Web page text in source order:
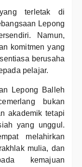
terletak di
Lepong
Namun,
komitmen yang
berusaha
pelajar.
Lepong Balleh
bukan
akademik tetapi
yang unggul.
melahirkan
mulia, dan
kemajuan